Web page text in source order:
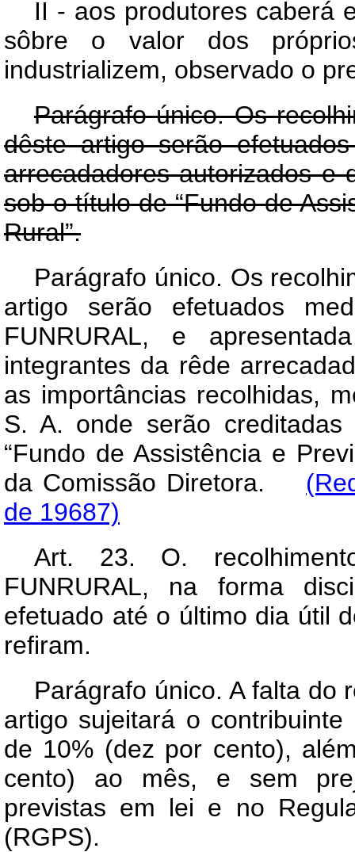
II - aos produtores caberá
sôbre o valor dos
industrializem, observado o
Parágrafo único. Os
dêste artigo serão
arrecadadores autorizados e
sob o título de “Fundo de
Rural”.
Parágrafo único. Os
artigo serão efetuados
FUNRURAL, e
integrantes da rêde
as importâncias recolhidas,
S. A. onde serão
“Fundo de Assistência e
da Comissão Diretora.
de 19687)
Art. 23. O.
FUNRURAL, na forma
efetuado até o último dia útil
refiram.
Parágrafo único. A falta do
artigo sujeitará o
de 10% (dez por cento),
cento) ao mês, e sem
previstas em lei e no
(RGPS).